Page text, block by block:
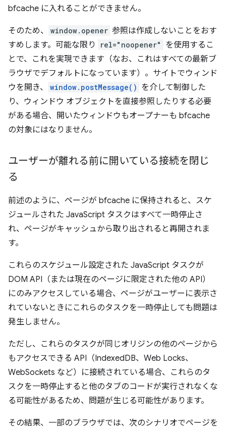
bfcache に入れることができません。
そのため、 window.opener 参照は作成しないことをおす
すめします。可能な限り
rel="noopener"
を使用するこ
とで、これを実現できます（なお、これはすべての最新ブ
ラウザでデフォルトになっています）。サイトでウィンド
ウを開き、
window.postMessage() を介して制御した
り、ウィンドウ オブジェクトを直接参照したりする必要
がある場合、開いたウィンドウもオープナーも bfcache
の対象にはなりません。
ユーザーが離れる前に開いている接続を閉じ
る
前述のように、ページが bfcache に保持されると、スケ
ジュールされた JavaScript タスクはすべて一時停止さ
れ、ページがキャッシュから取り出されると再開されま
す。
これらのスケジュール設定された JavaScript タスクが
DOM API（または現在のページに限定された他の API）
にのみアクセスしている場合、ページがユーザーに表示さ
れていないときにこれらのタスクを一時停止しても問題は
発生しません。
ただし、これらのタスクが同じオリジンの他のページから
もアクセスできる API（IndexedDB、Web Locks、
WebSockets など）に接続されている場合、これらのタ
スクを一時停止すると他のタブのコードが実行されなくな
る可能性があるため、問題が生じる可能性があります。
その結果、一部のブラウザでは、次のシナリオでページを